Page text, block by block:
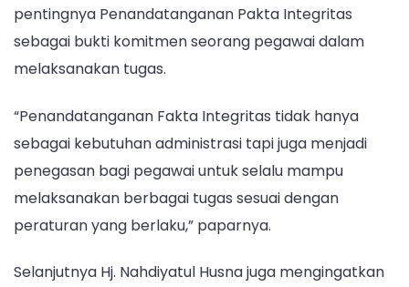
pentingnya Penandatanganan Pakta Integritas
sebagai bukti komitmen seorang pegawai dalam
melaksanakan tugas.
“Penandatanganan Fakta Integritas tidak hanya
sebagai kebutuhan administrasi tapi juga menjadi
penegasan bagi pegawai untuk selalu mampu
melaksanakan berbagai tugas sesuai dengan
peraturan yang berlaku,” paparnya.
Selanjutnya Hj. Nahdiyatul Husna juga mengingatkan